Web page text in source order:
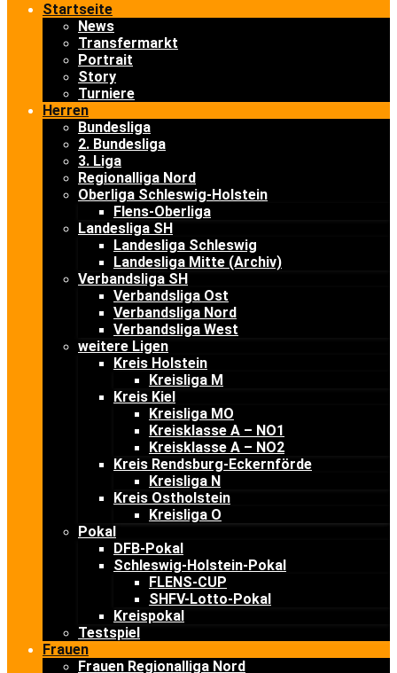
Startseite
News
Transfermarkt
Portrait
Story
Turniere
Herren
Bundesliga
2. Bundesliga
3. Liga
Regionalliga Nord
Oberliga Schleswig-Holstein
Flens-Oberliga
Landesliga SH
Landesliga Schleswig
Landesliga Mitte (Archiv)
Verbandsliga SH
Verbandsliga Ost
Verbandsliga Nord
Verbandsliga West
weitere Ligen
Kreis Holstein
Kreisliga M
Kreis Kiel
Kreisliga MO
Kreisklasse A – NO1
Kreisklasse A – NO2
Kreis Rendsburg-Eckernförde
Kreisliga N
Kreis Ostholstein
Kreisliga O
Pokal
DFB-Pokal
Schleswig-Holstein-Pokal
FLENS-CUP
SHFV-Lotto-Pokal
Kreispokal
Testspiel
Frauen
Frauen Regionalliga Nord